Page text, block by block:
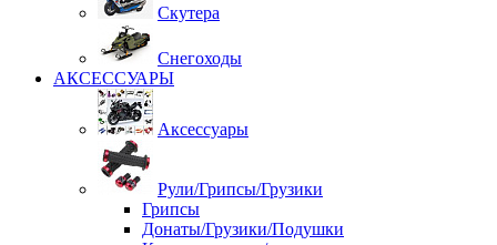
Скутера
Снегоходы
АКСЕССУАРЫ
Аксессуары
Рули/Грипсы/Грузики
Грипсы
Донаты/Грузики/Подушки